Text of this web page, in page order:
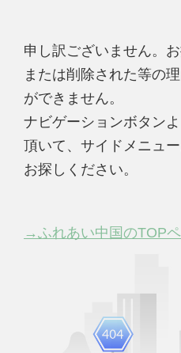
申し訳ございません。
または削除された等の
ができません。
ナビゲーションボタン
頂いて、サイドメニュ
お探しください。
→ふれあい中国のTOP